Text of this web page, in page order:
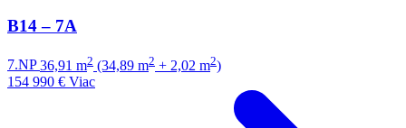
B14 – 7A
7.NP 36,91 m2 (34,89 m2 + 2,02 m2)
154 990 € Viac